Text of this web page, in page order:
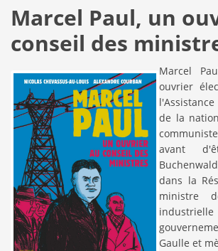
Marcel Paul, un
conseil des
Marcel
ouvrier
de la
avant
dans la
ministre
Gaulle et